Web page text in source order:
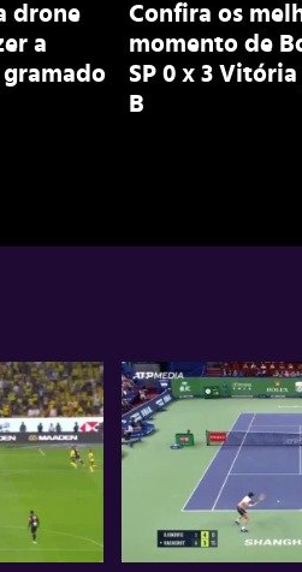
drone
a
Confira os
momento de
SP 0 x 3
B